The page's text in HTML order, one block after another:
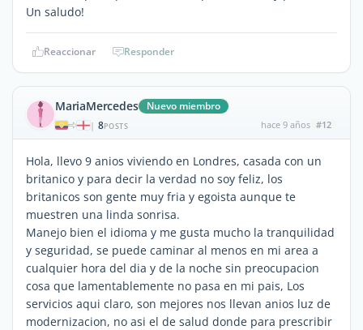
Un saludo!
Reaccionar Responder
MariaMercedes Nuevo miembro
| 8POSTS hace 9 años #12
Hola, llevo 9 anios viviendo en Londres, casada con un
britanico y para decir la verdad no soy feliz, los
britanicos son gente muy fria y egoista aunque te
muestren una linda sonrisa.
Manejo bien el idioma y me gusta mucho la tranquilidad
y seguridad, se puede caminar al menos en mi area a
cualquier hora del dia y de la noche sin preocupacion
cosa que lamentablemente no pasa en mi pais, Los
servicios aqui claro, son mejores nos llevan anios luz de
modernizacion, no asi el de salud donde para prescribir